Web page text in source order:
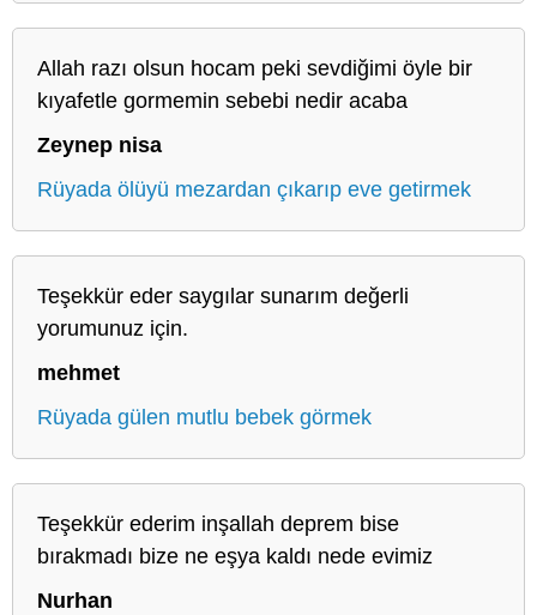
Allah razı olsun hocam peki sevdiğimi öyle bir
kıyafetle gormemin sebebi nedir acaba
Zeynep nisa
Rüyada ölüyü mezardan çıkarıp eve getirmek
Teşekkür eder saygılar sunarım değerli
yorumunuz için.
mehmet
Rüyada gülen mutlu bebek görmek
Teşekkür ederim inşallah deprem bise
bırakmadı bize ne eşya kaldı nede evimiz
Nurhan